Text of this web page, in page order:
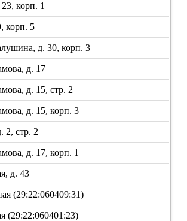
корп. 1
корп. 5
д. 30, корп. 3
д. 17
д. 15, стр. 2
д. 15, корп. 3
2, стр. 2
д. 17, корп. 1
д. 43
(29:22:060409:31)
(29:22:060401:23)